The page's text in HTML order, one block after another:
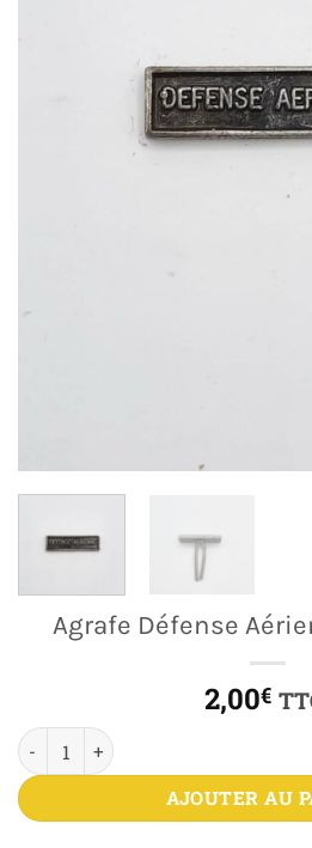
Agrafe Défense
2,00€
quantité de Agrafe Défense
AJOUTER AU